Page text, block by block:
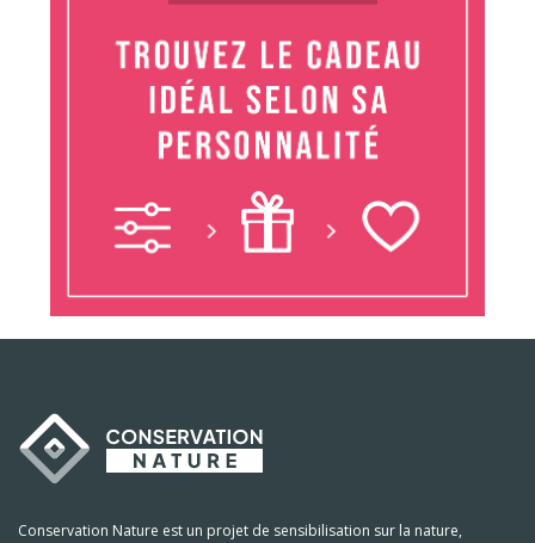
Conservation Nature est un projet de sensibilisation sur la nature,